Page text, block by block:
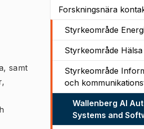
samt
Forskningsnära
Styrkeområde
Styrkeområde
Styrkeområde
och
Wallenberg AI
Systems and